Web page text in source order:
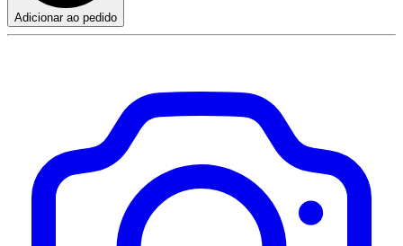
Adicionar ao pedido